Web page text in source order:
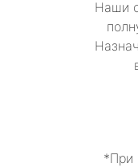
Наши
*При